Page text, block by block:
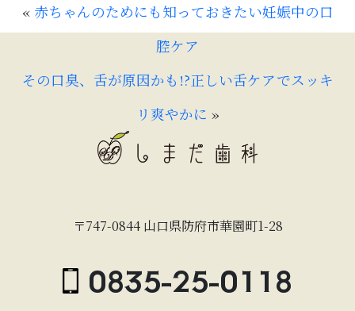
« 赤ちゃんのためにも知っておきたい妊娠中の口
腔ケア
その口臭、舌が原因かも!?正しい舌ケアでスッキ
リ爽やかに »
〒747-0844 山口県防府市華園町1-28
0835-25-0118